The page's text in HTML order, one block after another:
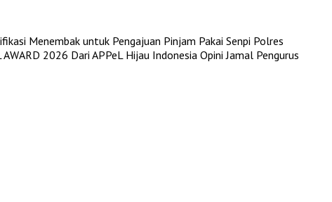
Menembak untuk Pengajuan Pinjam Pakai Senpi Polres
AWARD 2026 Dari APPeL Hijau Indonesia Opini Jamal Pengurus